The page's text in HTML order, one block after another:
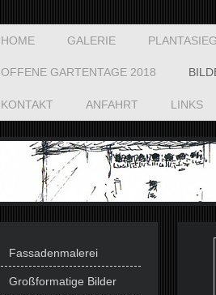
HOME GALERIE
OFFENE GARTENTAGE 2018
KONTAKT ANFAHRT LINKS
Fassadenmalerei
Großformatige Bilder